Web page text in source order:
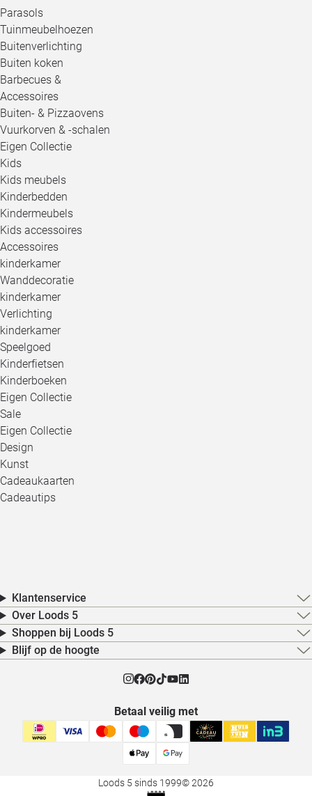
Parasols
Tuinmeubelhoezen
Buitenverlichting
Buiten koken
Barbecues &
Accessoires
Buiten- & Pizzaovens
Vuurkorven & -schalen
Eigen Collectie
Kids
Kids meubels
Kinderbedden
Kindermeubels
Kids accessoires
Accessoires
kinderkamer
Wanddecoratie
kinderkamer
Verlichting
kinderkamer
Speelgoed
Kinderfietsen
Kinderboeken
Eigen Collectie
Sale
Eigen Collectie
Design
Kunst
Cadeaukaarten
Cadeautips
Klantenservice
Over Loods 5
Shoppen bij Loods 5
Blijf op de hoogte
Betaal veilig met
Loods 5 sinds 1999© 2026